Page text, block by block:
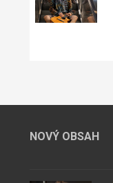
NOVÝ OBSAH